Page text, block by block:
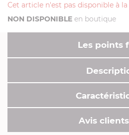
Cet article n'est pas disponible à la
NON DISPONIBLE en boutique
Les points
Avis clients